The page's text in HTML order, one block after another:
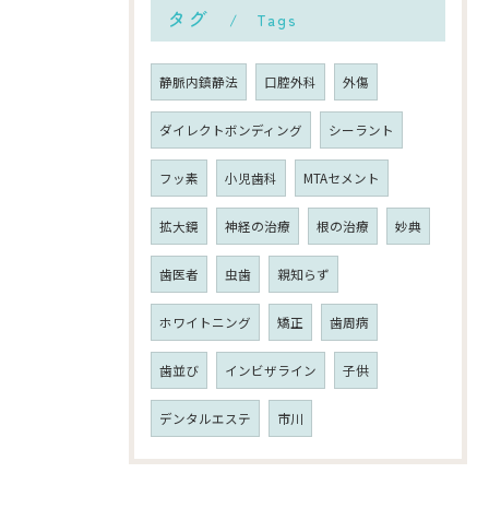
タグ Tags
静脈内鎮静法 口腔外科 外傷
ダイレクトボンディング シーラント
フッ素 小児歯科 MTAセメント
拡大鏡 神経の治療 根の治療 妙典
歯医者 虫歯 親知らず
ホワイトニング 矯正 歯周病
歯並び インビザライン 子供
デンタルエステ 市川